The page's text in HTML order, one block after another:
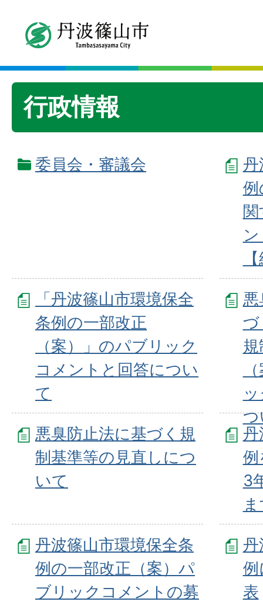
行政情報
委員会・審議会
例
「丹波篠山市環境保全
条例の一部改正
（案）」のパブリック
コメントと回答につい
て
づ
悪臭防止法に基づく規
制基準等の見直しにつ
いて
例
3
丹波篠山市環境保全条
例の一部改正（案）パ
ブリックコメントの募
例
表